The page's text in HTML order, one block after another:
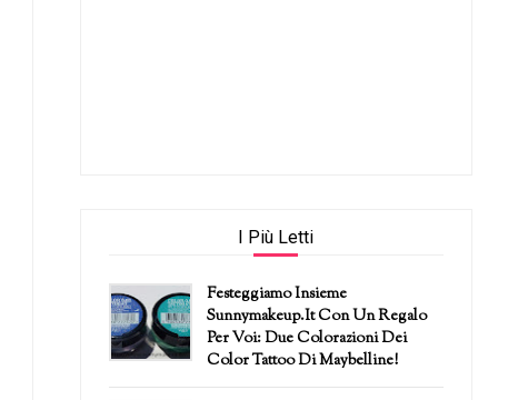
I Più Letti
Festeggiamo Insieme
Sunnymakeup.it Con Un Regalo
Per Voi: Due Colorazioni Dei
Color Tattoo Di Maybelline!